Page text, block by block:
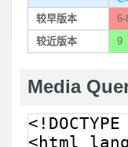
较早版本
6-
较近版本
9
Media